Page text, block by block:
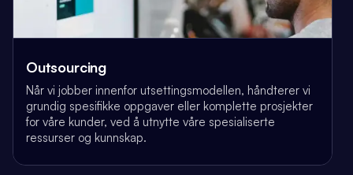
Outsourcing
Når vi jobber innenfor utsettingsmodellen, håndterer vi
grundig spesifikke oppgaver eller komplette prosjekter
for våre kunder, ved å utnytte våre spesialiserte
ressurser og kunnskap.